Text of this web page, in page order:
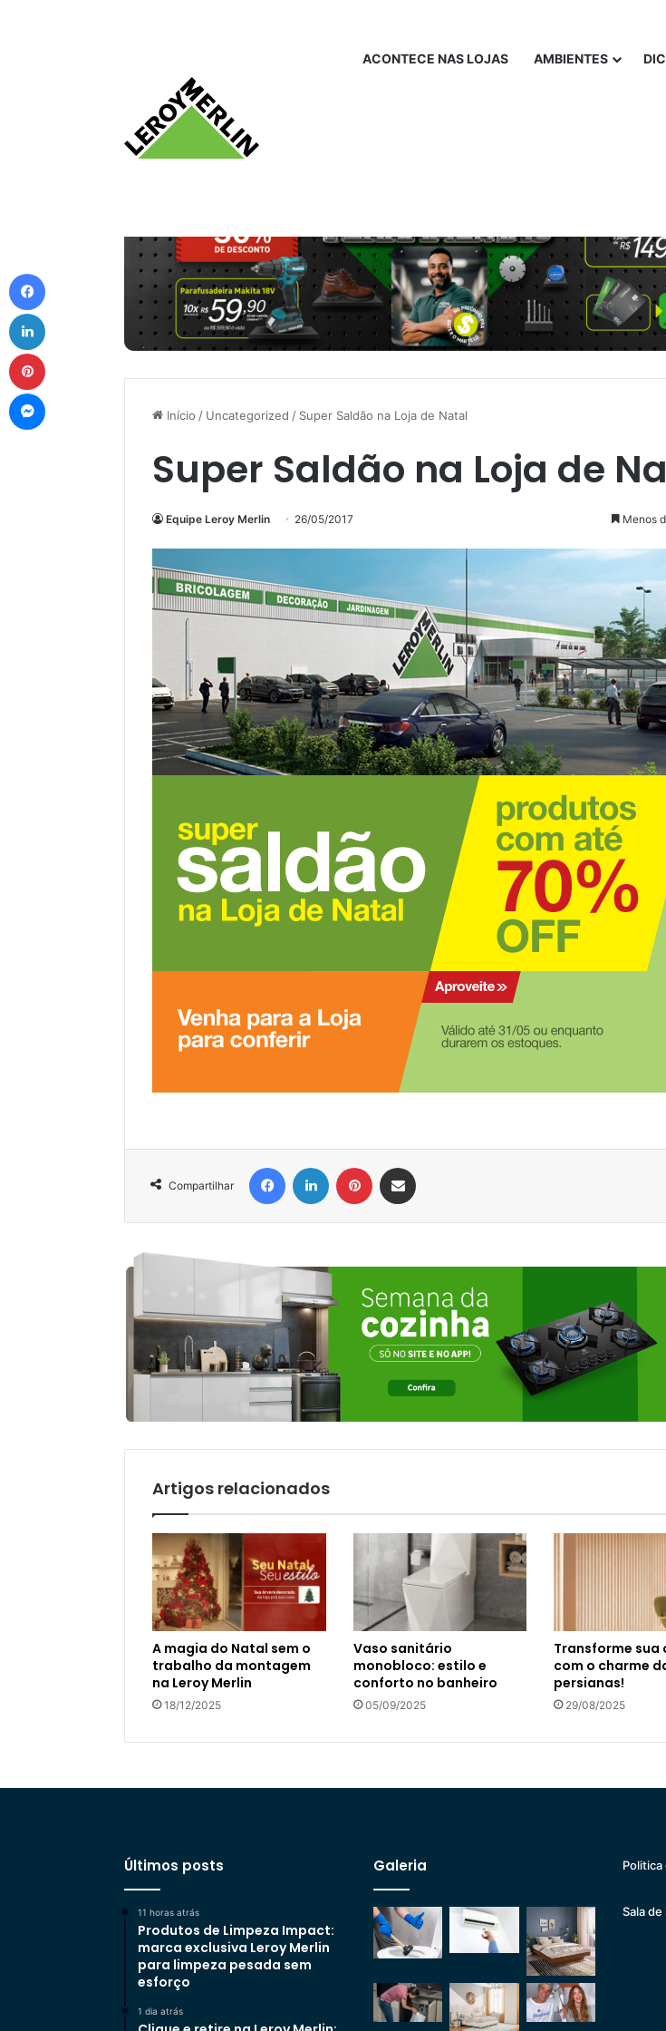
ACONTECE NAS LOJAS AMBIENTES
Início / Uncategorized / Super Saldão na Loja de Natal
Super Saldão na Loja de
Equipe Leroy Merlin 26/05/2017 Menos
Compartilhar
FacebookLinkedin Pinterest
Artigos relacionados
A magia do Natal sem o
trabalho da montagem
na Leroy Merlin
18/12/2025
Vaso sanitário
monobloco: estilo e
conforto no banheiro
05/09/2025
Transforme sua
com o charme
persianas!
29/08/2025
Últimos posts
11 horas atrás
Produtos de Limpeza Impact:
marca exclusiva Leroy Merlin
para limpeza pesada sem
esforço
1 dia atrás
Galeria Politica
Sala